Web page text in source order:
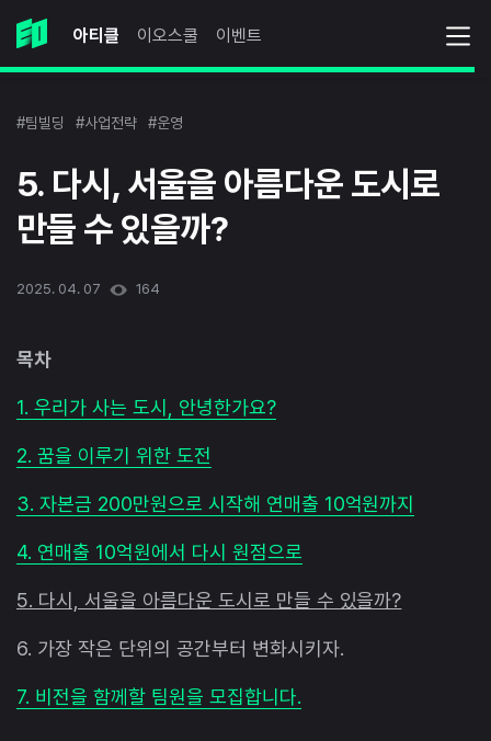
아티클 이오스쿨 이벤트
#팀빌딩 #사업전략 #운영
5. 다시, 서울을 아름다운 도시로
만들 수 있을까?
2025. 04. 07 164
목차
1. 우리가 사는 도시, 안녕한가요?
2. 꿈을 이루기 위한 도전
3. 자본금 200만원으로 시작해 연매출 10억원까지
4. 연매출 10억원에서 다시 원점으로
5. 다시, 서울을 아름다운 도시로 만들 수 있을까?
6. 가장 작은 단위의 공간부터 변화시키자.
7. 비전을 함께할 팀원을 모집합니다.